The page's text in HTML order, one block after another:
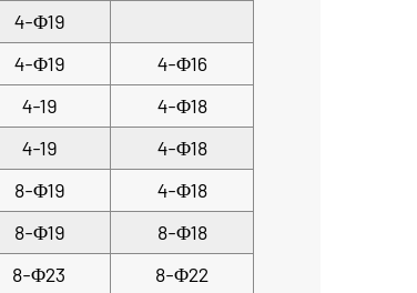
4-Φ19
4-Φ19
4-Φ16
4-19
4-Φ18
4-19
4-Φ18
8-Φ19
4-Φ18
8-Φ19
8-Φ18
8-Φ23 8-Φ22